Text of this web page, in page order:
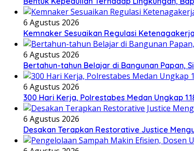
6 Agustus 2026
Kemnaker Sesuaikan Regulasi
6 Agustus 2026
Bertahun-tahun Belajar di Bangunan Papan,
6 Agustus 2026
300 Hari Kerja, Polrestabes Medan Ungkap
6 Agustus 2026
Desakan Terapkan Restorative Justice